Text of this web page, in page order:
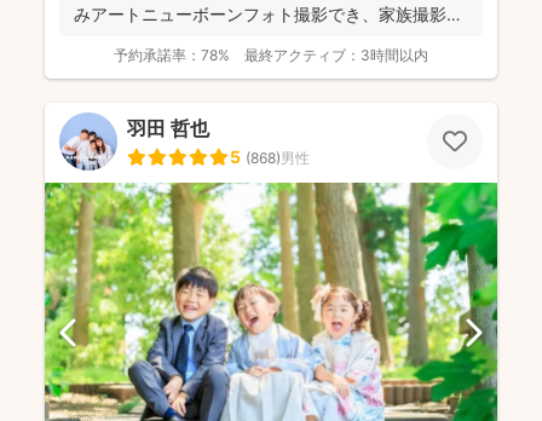
みアートニューボーンフォト撮影でき、家族撮影お
予約承諾率： 78% 最終アクティブ： 3時間以内
羽田 哲也
5 (868)男性